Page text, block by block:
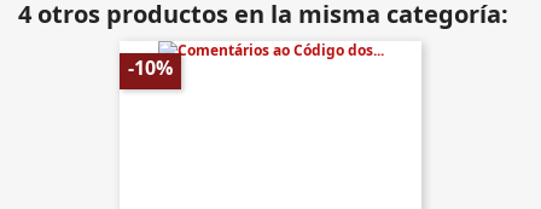
4 otros productos en la misma categoría:
-10%